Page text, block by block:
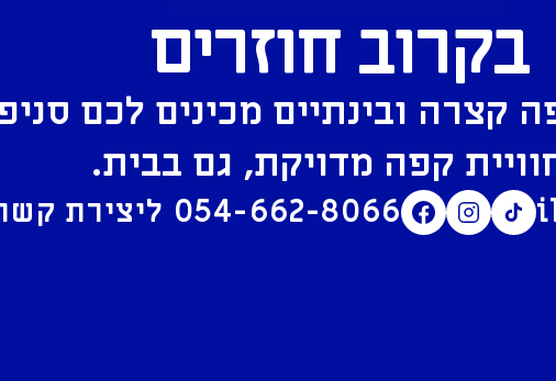
בקרוב חוזרים
קצרה ובינתיים מכינים לכם
קפה מדויקת, גם בבית.
054-662-8066